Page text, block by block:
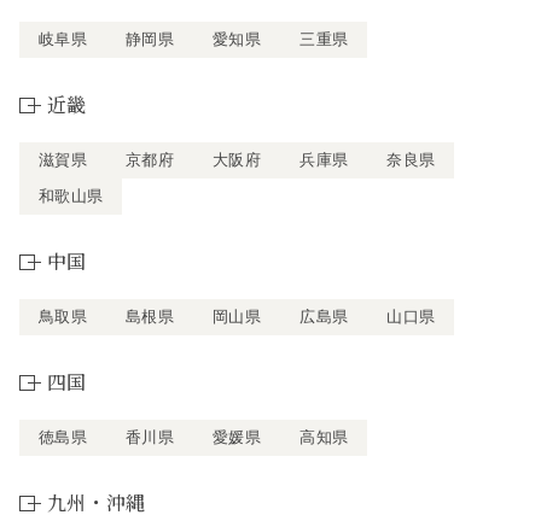
岐阜県 静岡県 愛知県 三重県
近畿
滋賀県 京都府 大阪府 兵庫県
奈良県
和歌山県
中国
鳥取県 島根県 岡山県 広島県 山口県
四国
徳島県 香川県 愛媛県 高知県
九州・沖縄